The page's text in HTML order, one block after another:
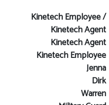
Kinetech Employee /
Kinetech Agent
Kinetech Agent
Kinetech Employee
Jenna
Dirk
Warren